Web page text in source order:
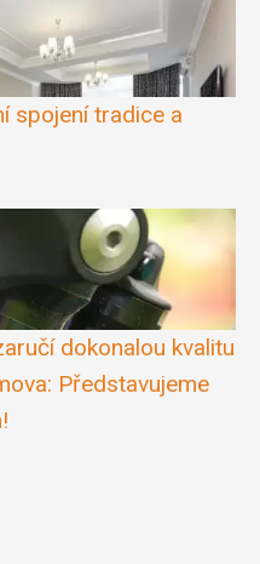
spojení tradice a
dokonalou kvalitu
Představujeme